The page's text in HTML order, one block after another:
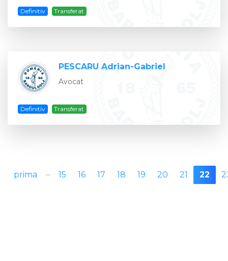
Definitiv Transferat
PESCARU Adrian-Gabriel
Avocat
Definitiv Transferat
prima ... 15 16 17 18 19 20 21 22